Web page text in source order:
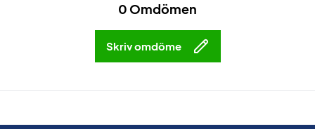
0 Omdömen
Skriv omdöme